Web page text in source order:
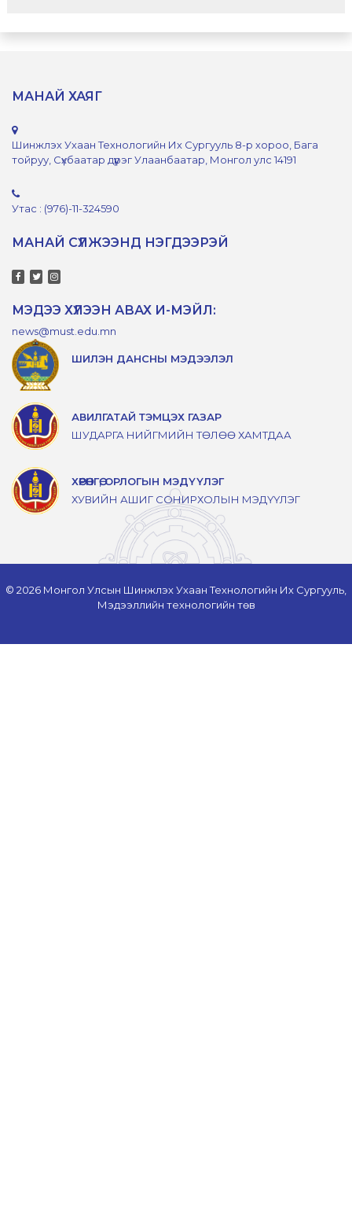
МАНАЙ ХАЯГ
Шинжлэх Ухаан Технологийн Их Сургууль 8-р хороо, Бага
тойруу, Сүхбаатар дүүрэг Улаанбаатар, Монгол улс 14191
Утас : (976)-11-324590
МАНАЙ СҮЛЖЭЭНД НЭГДЭЭРЭЙ
МЭДЭЭ ХҮЛЭЭН АВАХ И-МЭЙЛ:
news@must.edu.mn
ШИЛЭН ДАНСНЫ МЭДЭЭЛЭЛ
АВИЛГАТАЙ ТЭМЦЭХ ГАЗАР
ШУДАРГА НИЙГМИЙН ТӨЛӨӨ ХАМТДАА
ХӨРӨНГӨ, ОРЛОГЫН МЭДҮҮЛЭГ
ХУВИЙН АШИГ СОНИРХОЛЫН МЭДҮҮЛЭГ
© 2026 Монгол Улсын Шинжлэх Ухаан Технологийн Их Сургууль,
Мэдээллийн технологийн төв